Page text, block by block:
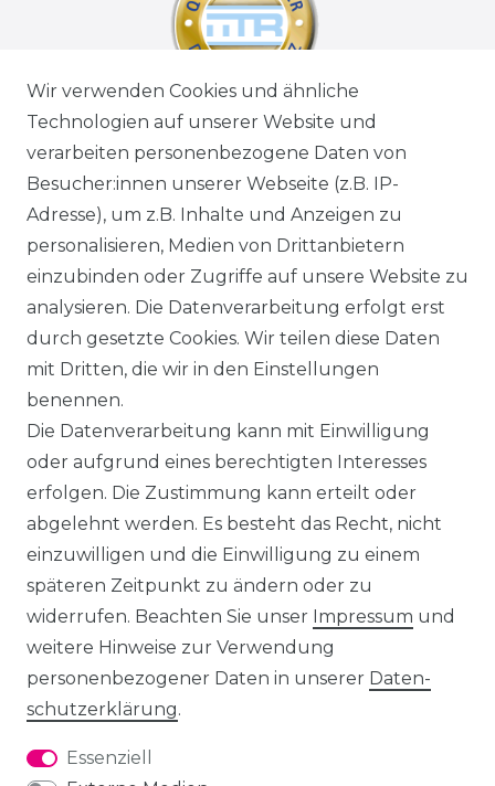
Wir verwenden Cookies und ähnliche
Technologien auf unserer Website und
verarbeiten personenbezogene Daten von
Besucher:innen unserer Webseite (z.B. IP-
Adresse), um z.B. Inhalte und Anzeigen zu
personalisieren, Medien von Drittanbietern
einzubinden oder Zugriffe auf unsere Website zu
analysieren. Die Datenverarbeitung erfolgt erst
durch gesetzte Cookies. Wir teilen diese Daten
mit Dritten, die wir in den Einstellungen
benennen.
Die Datenverarbeitung kann mit Einwilligung
oder aufgrund eines berechtigten Interesses
erfolgen. Die Zustimmung kann erteilt oder
abgelehnt werden. Es besteht das Recht, nicht
einzuwilligen und die Einwilligung zu einem
späteren Zeitpunkt zu ändern oder zu
widerrufen. Beachten Sie unser Impressum und
weitere Hinweise zur Verwendung
personenbezogener Daten in unserer Daten­
schutz­erklärung.
Essenziell